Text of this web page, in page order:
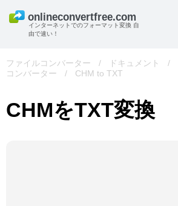
インターネットでのフォーマット変換 自
由で速い！
ファイルコンバーター / ドキュメント /
コンバーター
/ CHM to TXT
CHMをTXT変換